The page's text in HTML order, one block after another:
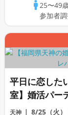
25〜49
参加者
平日に恋した
室】婚活パー
天神 8/25（火）